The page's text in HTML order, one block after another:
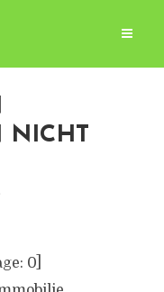
NICHT
0]